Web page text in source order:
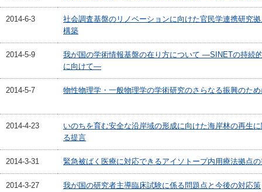
2014-6-3
社会調査基盤のリノベーションに向けた官民学連携研究
構築
2014-5-9
我が国の学術情報基盤の在り方について ―SINETの持続
に向けて―
2014-5-7 物性物理学・一般物理学の学術研究のさらなる振興のた
2014-4-23
いのちを育む安全な沿岸域の形成に向けた海岸林の再生
る提言
2014-3-31 緊急被ばく医療に対応できるアイソトープ内用療法拠点
2014-3-27 我が国の研究者主導臨床試験に係る問題点と今後の対応策